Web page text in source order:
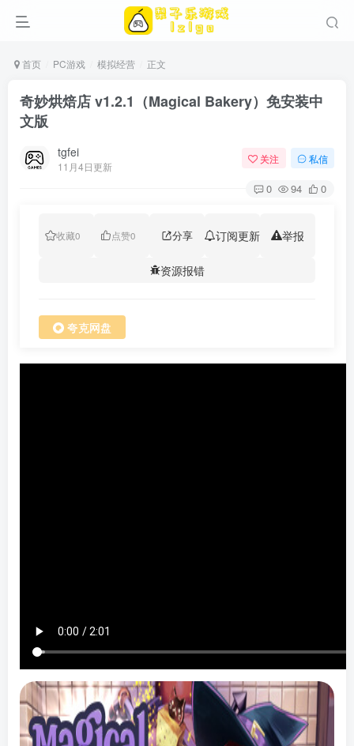
首页 PC游戏 模拟经营 正文
奇妙烘焙店 v1.2.1（Magical Bakery）免安装中
文版
tgfei
11月4日更新
关注 私信
0 94 0
收藏0 点赞0 分享 订阅更新 举报
资源报错
夸克网盘